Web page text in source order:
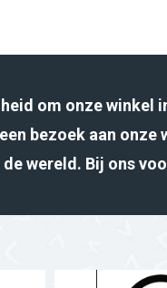
om onze winkel
bezoek aan
wereld. Bij ons